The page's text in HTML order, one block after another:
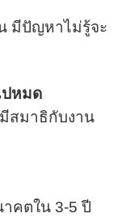
มีปัญหาไม่รู้จะ
ปหมด
สมาธิกับงาน
คตใน 3-5 ปี